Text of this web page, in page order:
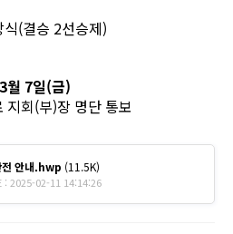
(결승 2선승제)
월 7일(금)
회(부)장 명단 통보
전 안내.hwp (11.5K)
: 2025-02-11 14:14:26